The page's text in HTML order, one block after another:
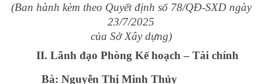
(Ban hành kèm theo Quyết định số 78/QĐ-SXD ngày
23/7/2025
của Sở Xây dựng)
II. Lãnh đạo Phòng Kế hoạch – Tài chính
Bà: Nguyễn Thị Minh Thủy